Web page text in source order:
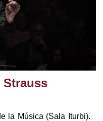
Strauss
la Música (Sala Iturbi).